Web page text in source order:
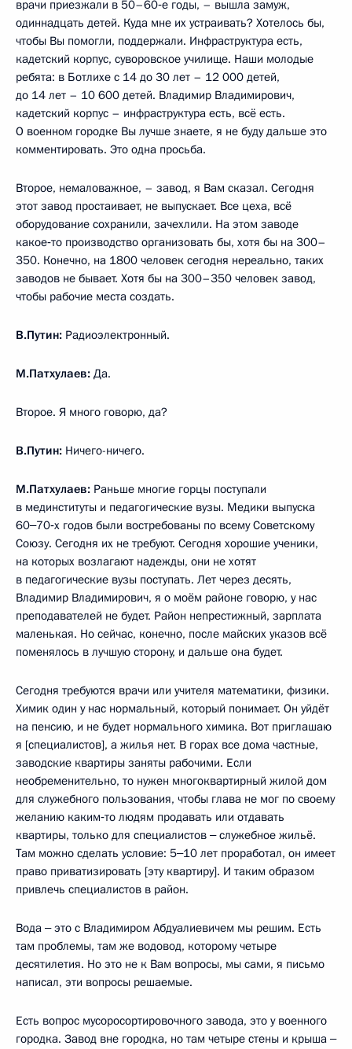
врачи приезжали в 50–60‑е годы, – вышла замуж,
одиннадцать детей. Куда мне их устраивать? Хотелось бы,
чтобы Вы помогли, поддержали. Инфраструктура есть,
кадетский корпус, суворовское училище. Наши молодые
ребята: в Ботлихе с 14 до 30 лет – 12 000 детей,
до 14 лет – 10 600 детей. Владимир Владимирович,
кадетский корпус – инфраструктура есть, всё есть.
О военном городке Вы лучше знаете, я не буду дальше это
комментировать. Это одна просьба.
Второе, немаловажное, – завод, я Вам сказал. Сегодня
этот завод простаивает, не выпускает. Все цеха, всё
оборудование сохранили, зачехлили. На этом заводе
какое‑то производство организовать бы, хотя бы на 300–
350. Конечно, на 1800 человек сегодня нереально, таких
заводов не бывает. Хотя бы на 300–350 человек завод,
чтобы рабочие места создать.
В.Путин: Радиоэлектронный.
М.Патхулаев: Да.
Второе. Я много говорю, да?
В.Путин: Ничего-ничего.
М.Патхулаев: Раньше многие горцы поступали
в мединституты и педагогические вузы. Медики выпуска
60‒70‑х годов были востребованы по всему Советскому
Союзу. Сегодня их не требуют. Сегодня хорошие ученики,
на которых возлагают надежды, они не хотят
в педагогические вузы поступать. Лет через десять,
Владимир Владимирович, я о моём районе говорю, у нас
преподавателей не будет. Район непрестижный, зарплата
маленькая. Но сейчас, конечно, после майских указов всё
поменялось в лучшую сторону, и дальше она будет.
Сегодня требуются врачи или учителя математики, физики.
Химик один у нас нормальный, который понимает. Он уйдёт
на пенсию, и не будет нормального химика. Вот приглашаю
я [специалистов], а жилья нет. В горах все дома частные,
заводские квартиры заняты рабочими. Если
необременительно, то нужен многоквартирный жилой дом
для служебного пользования, чтобы глава не мог по своему
желанию каким‑то людям продавать или отдавать
квартиры, только для специалистов ‒ служебное жильё.
Там можно сделать условие: 5‒10 лет проработал, он имеет
право приватизировать [эту квартиру]. И таким образом
привлечь специалистов в район.
Вода ‒ это с Владимиром Абдуалиевичем мы решим. Есть
там проблемы, там же водовод, которому четыре
десятилетия. Но это не к Вам вопросы, мы сами, я письмо
написал, эти вопросы решаемые.
Есть вопрос мусоросортировочного завода, это у военного
городка. Завод вне городка, но там четыре стены и крыша ‒